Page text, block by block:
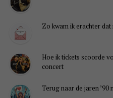
Zo kwam ik erachter
Hoe ik tickets scoorde
concert
Terug naar de jaren